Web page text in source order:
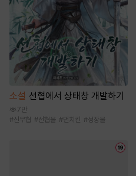
소설 선협에서 상태창 개발하기
7만
#신무협 #선협물 #먼치킨 #성장물